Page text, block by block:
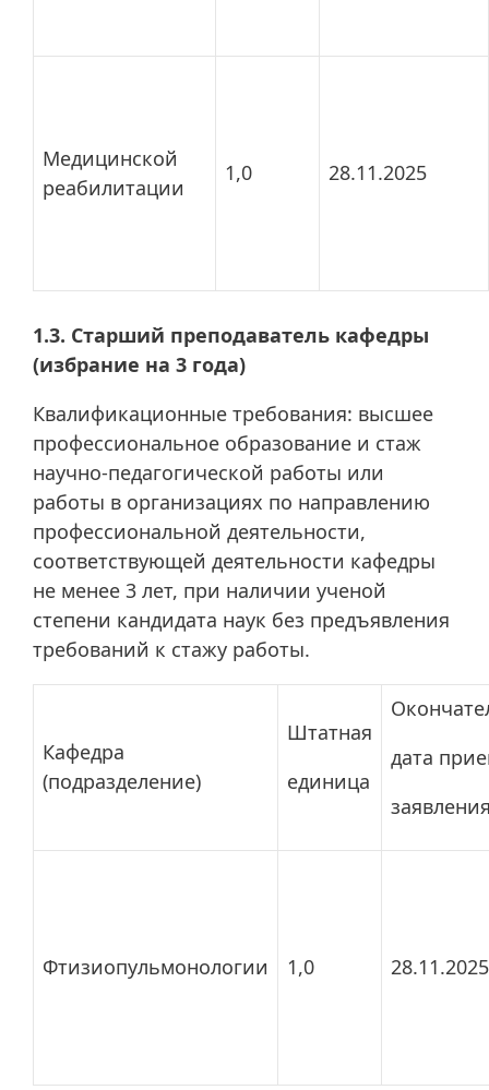
Медицинской
реабилитации
1,0 28.11.2025
1.3. Старший преподаватель кафедры
(избрание на 3 года)
Квалификационные требования: высшее
профессиональное образование и стаж
научно-педагогической работы или
работы в организациях по направлению
профессиональной деятельности,
соответствующей деятельности кафедры
не менее 3 лет, при наличии ученой
степени кандидата наук без предъявления
требований к стажу работы.
Кафедра
(подразделение)
Штатная
единица
дата
Фтизиопульмонологии 1,0 28.11.2025